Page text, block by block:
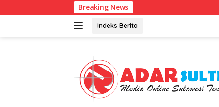
ke
Breaking News
Indeks Berita